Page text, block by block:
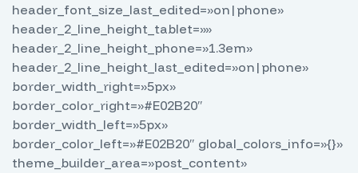
header_font_size_last_edited=»on|phone»
header_2_line_height_tablet=»»
header_2_line_height_phone=»1.3em»
header_2_line_height_last_edited=»on|phone»
border_width_right=»5px»
border_color_right=»#E02B20″
border_width_left=»5px»
border_color_left=»#E02B20″ global_colors_info=»{}»
theme_builder_area=»post_content»